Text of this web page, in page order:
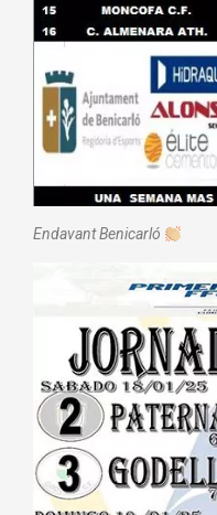
Endavant Benicarló